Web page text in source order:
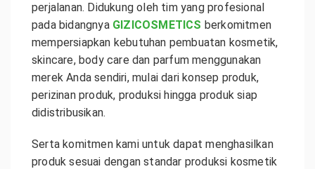
perjalanan. Didukung oleh tim yang profesional
pada bidangnya GIZICOSMETICS berkomitmen
mempersiapkan kebutuhan pembuatan kosmetik,
skincare, body care dan parfum menggunakan
merek Anda sendiri, mulai dari konsep produk,
perizinan produk, produksi hingga produk siap
didistribusikan.
Serta komitmen kami untuk dapat menghasilkan
produk sesuai dengan standar produksi kosmetik